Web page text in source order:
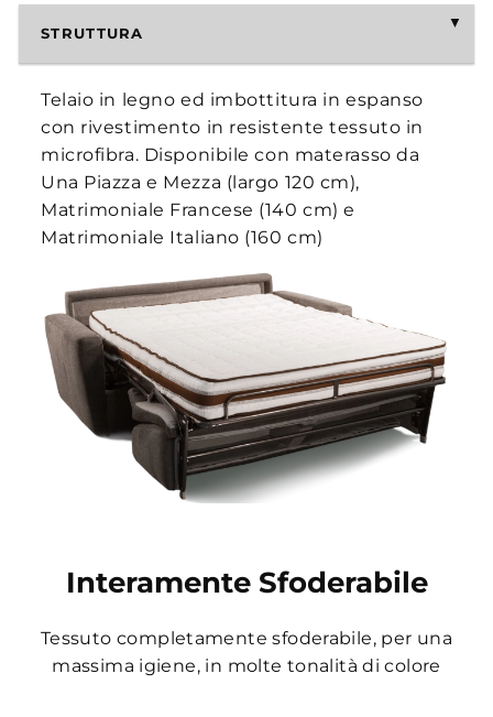
STRUTTURA
Telaio in legno ed imbottitura in espanso
con rivestimento in resistente tessuto in
microfibra. Disponibile con materasso da
Una Piazza e Mezza (largo 120 cm),
Matrimoniale Francese (140 cm) e
Matrimoniale Italiano (160 cm)
Interamente Sfoderabile
Tessuto completamente sfoderabile, per una
massima igiene, in molte tonalità di colore